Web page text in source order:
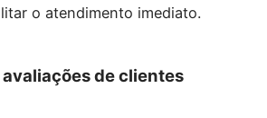
o atendimento imediato.
avaliações de clientes